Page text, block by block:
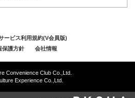
ービス利用規約(V会員版)
保護方針 会社情報
Convenience Club Co.,Ltd.
Experience Co.,Ltd.